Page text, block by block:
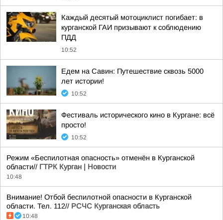
Каждый десятый мотоциклист погибает: в
курганской ГАИ призывают к соблюдению
ПДД
10:52
Едем на Савин: Путешествие сквозь 5000
лет истории!
10:52
Фестиваль исторического кино в Кургане: всё
просто!
10:52
Режим «Беспилотная опасность» отменён в Курганской
области// ГТРК Курган | Новости
10:48
Внимание! Отбой беспилотной опасности в Курганской
области. Тел. 112// РСЧС Курганская область
10:48